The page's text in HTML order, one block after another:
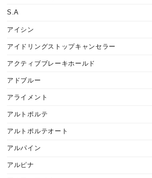
S.A
アイシン
アイドリングストップキャンセラー
アクティブブレーキホールド
アドブルー
アライメント
アルトポルテ
アルトポルテオート
アルパイン
アルピナ